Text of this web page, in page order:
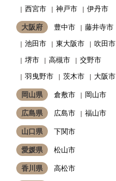
西宮市
神戸市 伊丹市
大阪府 豊中市
藤井寺市
池田市
東大阪市
吹田市
堺市
高槻市
交野市
羽曳野市
茨木市 大阪市
岡山県 倉敷市 岡山市
広島県 広島市 福山市
山口県 下関市
愛媛県 松山市
香川県 高松市